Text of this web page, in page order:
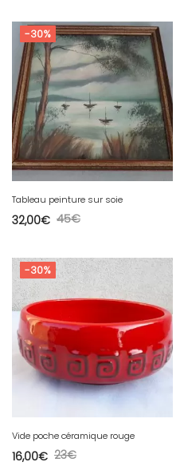
-30%
Tableau peinture sur soie
45€
32,00€
-30%
Vide poche céramique rouge
23€
16,00€